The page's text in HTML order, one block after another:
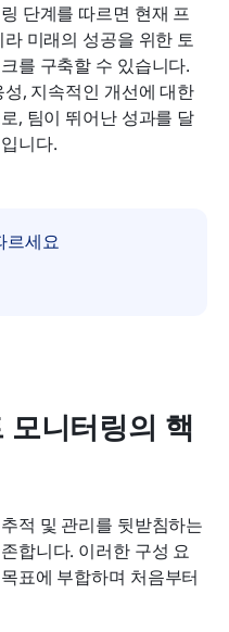
단계를 따르면 현재 프
미래의 성공을 위한 토
를 구축할 수 있습니다.
, 지속적인 개선에 대한
, 팀이 뛰어난 성과를 달
니다.
르세요
모니터링의 핵
적 및 관리를 뒷받침하는
합니다. 이러한 구성 요
표에 부합하며 처음부터